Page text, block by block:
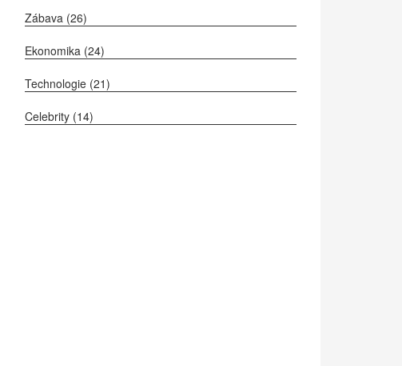
Zábava (26)
Ekonomika (24)
Technologie (21)
Celebrity (14)